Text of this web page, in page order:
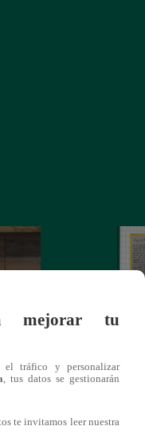
viral
La
mejorar tu
tráfico y personalizar
, tus datos se gestionarán
te invitamos leer nuestra